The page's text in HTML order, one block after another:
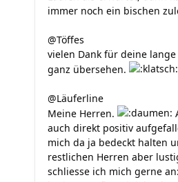
immer noch ein bischen
@Töffes
vielen Dank für deine
ganz übersehen.
@Läuferline
Meine Herren.
auch direkt positiv
mich da ja bedeckt halten
restlichen Herren aber
schliesse ich mich gerne